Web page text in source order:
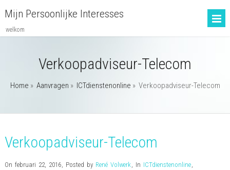
Mijn Persoonlijke Interesses
welkom
Verkoopadviseur-Telecom
Home » Aanvragen » ICTdienstenonline » Verkoopadviseur-Telecom
Verkoopadviseur-Telecom
On februari 22, 2016, Posted by René Volwerk, In ICTdienstenonline,